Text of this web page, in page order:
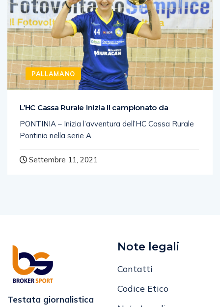
PALLAMANO
L’HC Cassa Rurale inizia il campionato da
PONTINIA – Inizia l’avventura dell’HC Cassa Rurale
Pontinia nella serie A
Settembre 11, 2021
Testata giornalistica
Note legali
Contatti
Codice Etico